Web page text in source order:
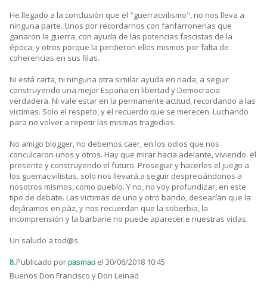
He llegado a la conclusión que el "guerracvilismo", no nos lleva a
ninguna parte. Unos por recordarnos con fanfarronerias que
ganaron la guerra, con ayuda de las potencias fascistas de la
época, y otros porque la perdieron ellos mismos por falta de
coherencias en sus filas.
Ni está carta, ni ninguna otra similar ayuda en nada, a seguir
construyendo una mejor España en libertad y Democracia
verdadera. Ni vale estar en la permanente actitud, recordando a las
victimas. Solo el respeto, y el recuerdo que se merecen. Luchando
para no volver a repetir las mismas tragedias.
No amigo blogger, no debemos caer, en los odios que nos
conculcaron unos y otros. Hay que mirar hacia adelante, viviendo. el
presente y construyendo el futuro. Proseguir y hacerles el juego a
los guerracivilistas, solo nos llevará,a seguir despreciándonos a
nosotros mismos, como pueblo. Y no, no voy profundizar, en este
tipo de debate. Las victimas de uno y otro bando, desearían que la
dejáramos en pàz, y nos recuerdan que la soberbia, la
incomprensión y la barbarie no puede aparecer e nuestras vidas.
Un saludo a tod@s.
8.Publicado por pasmao el 30/06/2018 10:45
Buenos Don Francisco y Don Leinad